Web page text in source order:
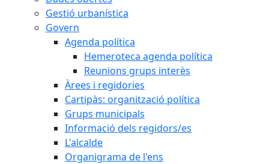
Gestió urbanística
Govern
Agenda política
Hemeroteca agenda política
Reunions grups interès
Àrees i regidories
Cartipàs: organització política
Grups municipals
Informació dels regidors/es
L'alcalde
Organigrama de l'ens